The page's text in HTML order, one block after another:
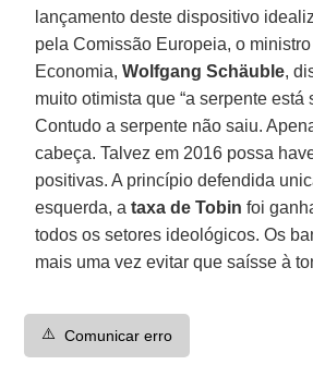
lançamento deste dispositivo
pela Comissão Europeia, o
Economia,Wolfgang Schäuble,
muito otimista que “a serpente está
Contudo a serpente não saiu.
cabeça. Talvez em 2016 possa
positivas. A princípio defendida
esquerda, a taxa de Tobin foi
todos os setores ideológicos. Os
mais uma vez evitar que saísse à
⚠️ Comunicar erro